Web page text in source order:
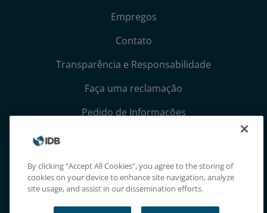
Empregos
Contato
Transparência e Responsabilidade
Faça uma reclamação
Pedido de Informações
Termos, Condições e Avisos de Privacidade
Extranet
By clicking “Accept All Cookies”, you agree to the storing of
cookies on your device to enhance site navigation, analyze
site usage, and assist in our dissemination efforts.